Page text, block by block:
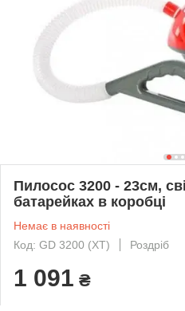
Пилосос 3200 - 23см,
батарейках в коробці
Немає в наявності
Код: GD 3200 (ХТ)
Роздріб
1 091 ₴